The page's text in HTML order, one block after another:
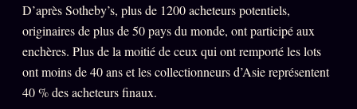
PRATIQUE + LÉGAL
Archive complète
Récents
D’après Sotheby’s, plus de 1200 acheteurs potentiels,
originaires de plus de 50 pays du monde, ont participé aux
enchères. Plus de la moitié de ceux qui ont remporté les lots
ont moins de 40 ans et les collectionneurs d’Asie représentent
40 % des acheteurs finaux.